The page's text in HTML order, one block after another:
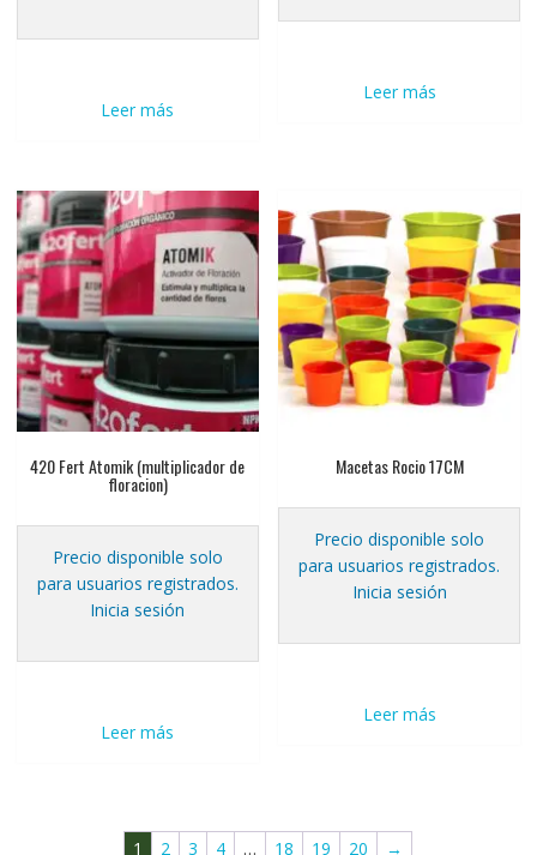
Leer más
Leer más
420 Fert Atomik (multiplicador de
floracion)
Precio disponible solo
para usuarios registrados.
Inicia sesión
Leer más
Macetas Rocio 17CM
Precio disponible solo
para usuarios registrados.
Inicia sesión
Leer más
1 2 3 4 … 18 19 20 →